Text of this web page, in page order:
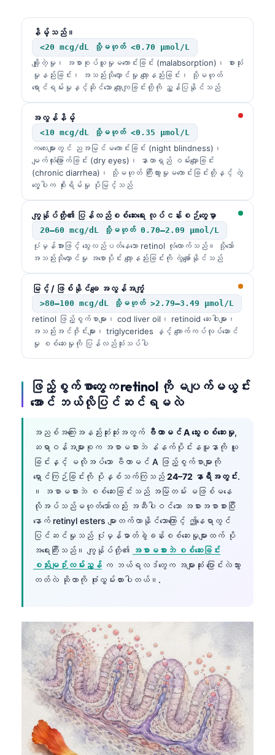
နိမ့်သည်။
<20 mcg/dL သို့မဟုတ် <0.70 µmol/L
ချို့တဲ့မှု၊ အစာစုပ်ယူမှုမကောင်းခြင်း (malabsorption)၊ စားသုံး
မှုနည်းခြင်း၊ အသည်းသိုလှောင်မှု လျော့နည်းခြင်း၊ သို့မဟုတ်
ရောင်ရမ်းမှုနှင့်ဆိုင်သော လျော့ကျခြင်းတို့ကို ညွှန်ပြနိုင်သည်
အလွန်နိမ့်
<10 mcg/dL သို့မဟုတ် <0.35 µmol/L
ကလေးများတွင် ညအမြင်မကောင်းခြင်း (night blindness)၊
မျက်လုံးခြောက်ခြင်း (dry eyes)၊ နာတာရှည် ဝမ်းလျှောခြင်း
(chronic diarrhea)၊ သို့မဟုတ် ကြီးထွားမှုမကောင်းခြင်းတို့နှင့် တွဲ
တွေ့ပါက စိုးရိမ်မှု ပိုမြင့်သည်
ကျွန်ုပ်တို့၏ ပြန်လည်စစ်ဆေးရေး လုပ်ငန်းစဉ်တွေမှာ
20–60 mcg/dL သို့မဟုတ် 0.70–2.09 µmol/L
ပုံမှန်အားဖြင့် သွေးလည်ပတ်နေသော retinol လုံလောက်သည်။ သို့သော်
အသည်းသိုလှောင်မှု အစောပိုင်း လျော့နည်းခြင်းကို လွဲချော်နိုင်သည်
မြင့် / ဖြစ်နိုင်ချေ အလွန်အကျွံ
>80–100 mcg/dL သို့မဟုတ် >2.79–3.49 µmol/L
retinol ဖြည့်စွက်စာများ၊ cod liver oil၊ retinoid ဆေးဝါးများ၊
အသည်းအင်ဇိုင်းများ၊ triglycerides နှင့် ကျောက်ကပ်လုပ်ဆောင်
မှု စစ်ဆေးမှုကို ပြန်လည်သုံးသပ်ပါ
ဖြည့်စွက်စာတွေက retinol ကို မပျက်မယွင်း
အောင် ဘယ်လိုပြင်ဆင်ရမလဲ
အညစ်အကြေးအနည်းဆုံးဆုံးအတွက် ဗီတာမင် A သွေးစစ်ဆေးမှု,
ဆရာဝန်အများစုက အစာမစားဘဲ နံနက်ပိုင်းနမူနာကို ယူ
ခြင်းနှင့် မလိုအပ်သော ဗီတာမင် A ဖြည့်စွက်စာများကို
ရှောင်ကြဉ်ခြင်းကို ပိုနှစ်သက်ကြသည် 24–72 နာရီအတွင်း.
။ အစာမစားဘဲ စစ်ဆေးခြင်းသည် အမြဲတမ်း မဖြစ်မနေ
လိုအပ်သည်မဟုတ်သော်လည်း အဆီပါဝင်သော အစားအစာစားပြီး
နောက် retinyl esters များတက်လာနိုင်သောကြောင့် ဤနေရာတွင်
ပြင်ဆင်မှုသည် ပုံမှန်ဓာတ်ခွဲခန်းစစ်ဆေးမှုများထက် ပို
အရေးကြီးသည်။ ကျွန်ုပ်တို့၏ အစာမစားဘဲ စစ်ဆေးခြင်း
စည်းမျဉ်းလမ်းညွှန် က ဘယ်ရလဒ်တွေက အများဆုံး ပြောင်းလဲသွား
တတ်လဲ ဆိုတာကို ဖုံးလွှမ်းထားပါတယ်။.